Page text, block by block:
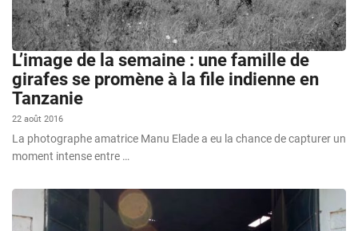
L’image de la semaine : une famille de
girafes se promène à la file indienne en
Tanzanie
22 août 2016
La photographe amatrice Manu Elade a eu la chance de capturer un
moment intense entre …